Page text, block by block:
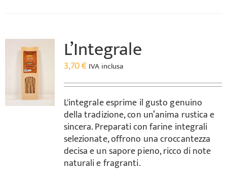
L’Integrale
3,70€ IVA inclusa
L'integrale esprime il gusto genuino
della tradizione, con un’anima rustica e
sincera. Preparati con farine integrali
selezionate, offrono una croccantezza
decisa e un sapore pieno, ricco di note
naturali e fragranti.